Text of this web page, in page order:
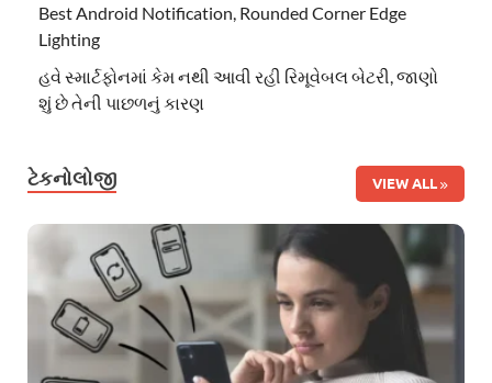
Best Android Notification, Rounded Corner Edge
Lighting
હવે સ્માર્ટફોનમાં કેમ નથી આવી રહી રિમૂવેબલ બેટરી, જાણો
શું છે તેની પાછળનું કારણ
ટેકનોલોજી VIEW ALL